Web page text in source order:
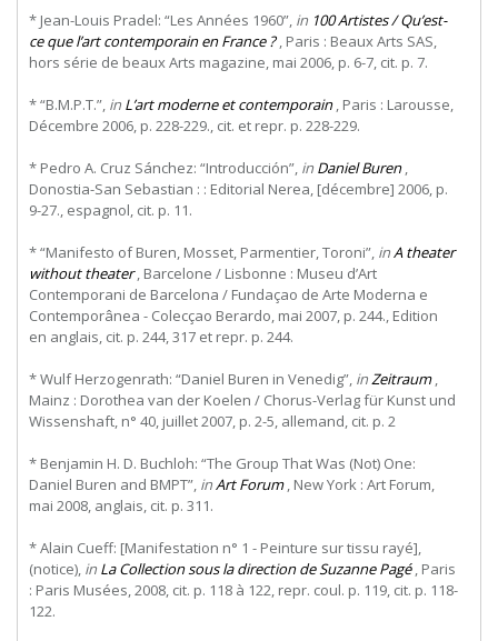
* Jean-Louis Pradel: “Les Années 1960”, in 100 Artistes / Qu’est-
ce que l’art contemporain en France ?, Paris : Beaux Arts SAS,
hors série de beaux Arts magazine, mai 2006, p. 6-7, cit. p. 7.
* “B.M.P.T.”, in L’art moderne et contemporain, Paris : Larousse,
Décembre 2006, p. 228-229., cit. et repr. p. 228-229.
* Pedro A. Cruz Sánchez: “Introducción”, in Daniel Buren,
Donostia-San Sebastian : : Editorial Nerea, [décembre] 2006, p.
9-27., espagnol, cit. p. 11.
* “Manifesto of Buren, Mosset, Parmentier, Toroni”, inA theater
without theater, Barcelone / Lisbonne : Museu d’Art
Contemporani de Barcelona / Fundaçao de Arte Moderna e
Contemporânea - Colecçao Berardo, mai 2007, p. 244., Edition
en anglais, cit. p. 244, 317 et repr. p. 244.
* Wulf Herzogenrath: “Daniel Buren in Venedig”, inZeitraum,
Mainz : Dorothea van der Koelen / Chorus-Verlag für Kunst und
Wissenshaft, n° 40, juillet 2007, p. 2-5, allemand, cit. p. 2
* Benjamin H. D. Buchloh: “The Group That Was (Not) One:
Daniel Buren and BMPT”, inArt Forum, New York : Art Forum,
mai 2008, anglais, cit. p. 311.
* Alain Cueff: [Manifestation n° 1 - Peinture sur tissu rayé],
(notice), in La Collection sous la direction de Suzanne Pagé, Paris
: Paris Musées, 2008, cit. p. 118 à 122, repr. coul. p. 119, cit. p. 118-
122.